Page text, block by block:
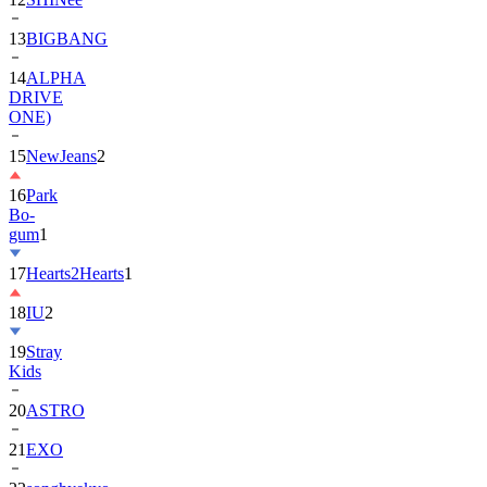
13BIGBANG
14ALPHA
DRIVE
ONE)
15NewJeans2
16Park
Bo-
gum1
17Hearts2Hearts1
18IU2
19Stray
Kids
20ASTRO
21EXO